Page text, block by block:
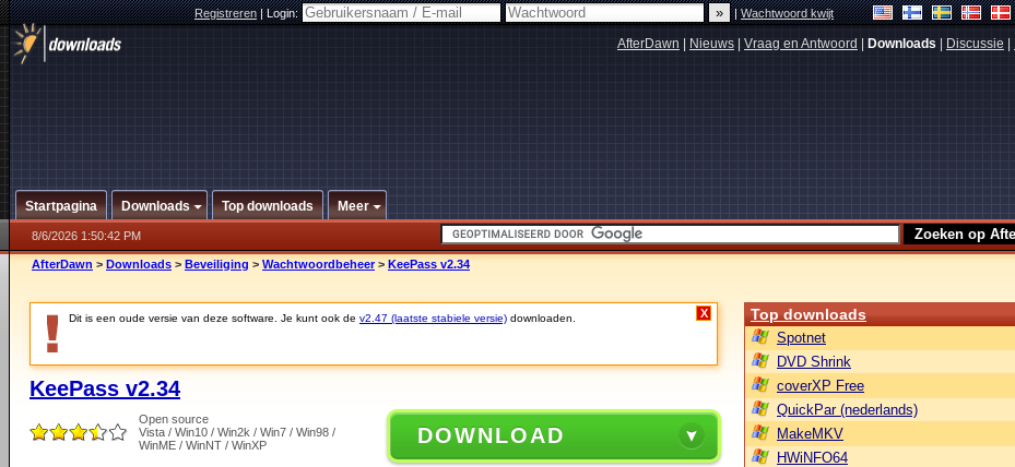
Registreren|Login: |Wachtwoord kwijt
AfterDawn Nieuws Vraag en Antwoord Downloads Discussie
Startpagina Downloads Top downloads Meer
8/6/2026 1:50:42 PM
AfterDawn > Downloads > Beveiliging > Wachtwoordbeheer > KeePass v2.34
Dit is een oude versie van deze software. Je kunt ook de v2.47 (laatste stabiele versie) downloaden. X
KeePass v2.34
Open source
Vista / Win10 / Win2k / Win7 / Win98 /
WinME / WinNT / WinXP
DOWNLOAD
Top downloads
Spotnet
DVD Shrink
coverXP Free
QuickPar (nederlands)
MakeMKV
HWiNFO64